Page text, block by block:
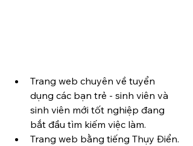
Trang web chuyên về tuyển
dụng các bạn trẻ - sinh viên và
sinh viên mới tốt nghiệp đang
bắt đầu tìm kiếm việc làm.
Trang web bằng tiếng Thụy Điển.